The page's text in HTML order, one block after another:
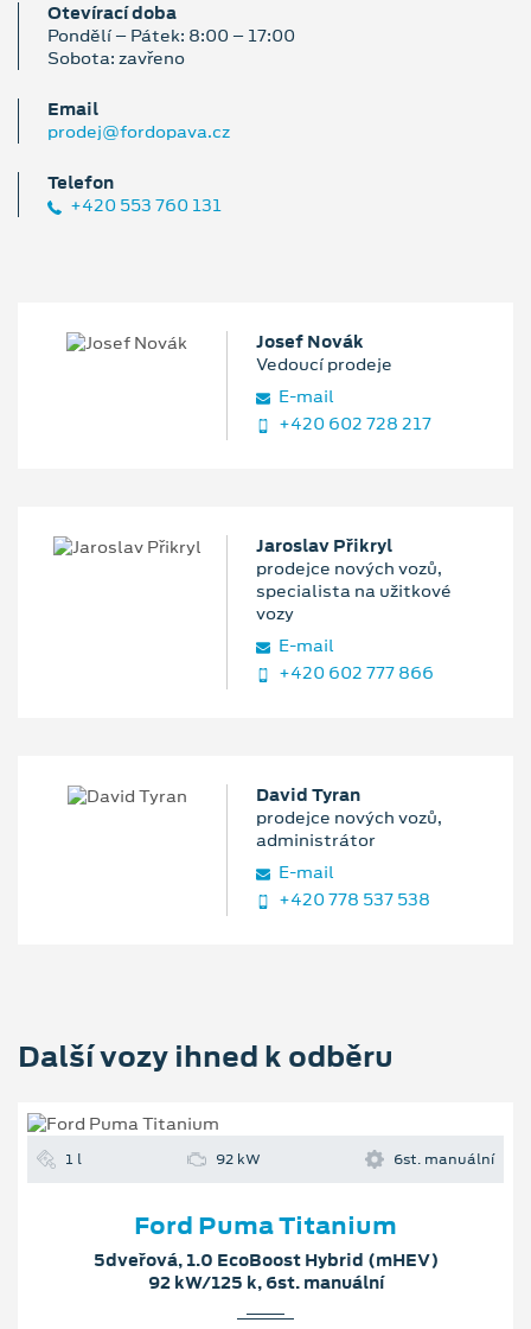
Otevírací doba
Pondělí – Pátek: 8:00 – 17:00
Sobota: zavřeno
Email
prodej@fordopava.cz
Telefon
+420 553 760 131
Josef Novák
Vedoucí prodeje
E‑mail
+420 602 728 217
Jaroslav Přikryl
prodejce nových vozů,
specialista na užitkové
vozy
E‑mail
+420 602 777 866
David Tyran
prodejce nových vozů,
administrátor
E‑mail
+420 778 537 538
Další vozy ihned k odběru
1 l 92 kW 6st. manuální
Ford Puma Titanium
5dveřová, 1.0 EcoBoost Hybrid (mHEV)
92 kW/125 k, 6st. manuální